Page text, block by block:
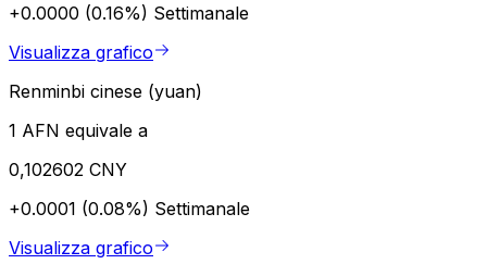
+0.0000 (0.16%) Settimanale
Visualizza grafico
Renminbi cinese (yuan)
1 AFN equivale a
0,102602 CNY
+0.0001 (0.08%) Settimanale
Visualizza grafico